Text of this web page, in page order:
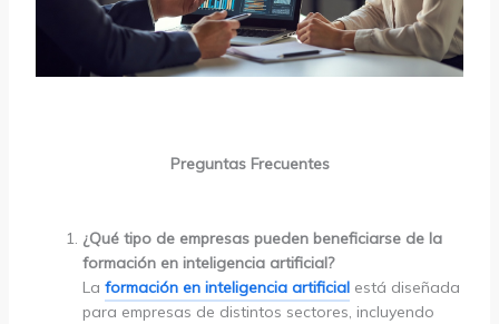
Preguntas Frecuentes
¿Qué tipo de empresas pueden beneficiarse de la
formación en inteligencia artificial?
La formación en inteligencia artificialestá diseñada
para empresas de distintos sectores, incluyendo